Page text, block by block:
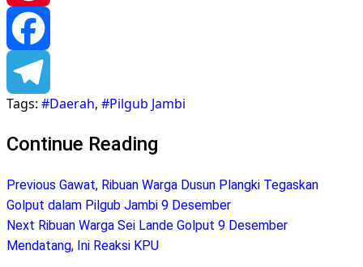
Pinterest
Facebook
Telegram
Tags: #Daerah, #Pilgub Jambi
Continue Reading
Previous Gawat, Ribuan Warga Dusun Plangki Tegaskan
Golput dalam Pilgub Jambi 9 Desember
Next Ribuan Warga Sei Lande Golput 9 Desember
Mendatang, Ini Reaksi KPU